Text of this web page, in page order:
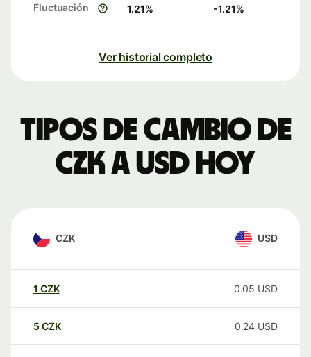
Fluctuación 1.21% -1.21%
Ver historial completo
Tipos de cambio de
CZK a USD hoy
CZK USD
1 CZK 0.05 USD
5 CZK 0.24 USD